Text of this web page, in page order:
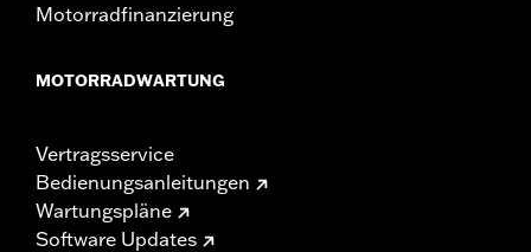
Motorradfinanzierung
MOTORRADWARTUNG
Vertragsservice
Bedienungsanleitungen
Wartungspläne
Software Updates